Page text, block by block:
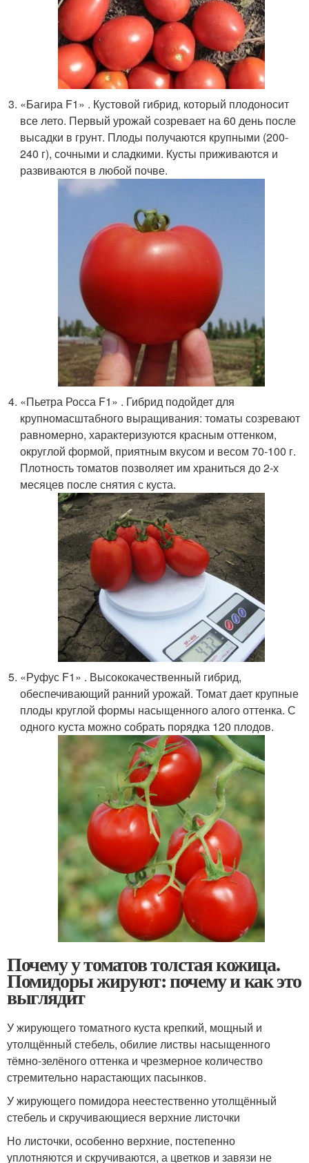
«Багира F1» . Кустовой гибрид, который плодоносит
все лето. Первый урожай созревает на 60 день после
высадки в грунт. Плоды получаются крупными (200-
240 г), сочными и сладкими. Кусты приживаются и
развиваются в любой почве.
«Пьетра Росса F1» . Гибрид подойдет для
крупномасштабного выращивания: томаты созревают
равномерно, характеризуются красным оттенком,
округлой формой, приятным вкусом и весом 70-100 г.
Плотность томатов позволяет им храниться до 2-х
месяцев после снятия с куста.
«Руфус F1» . Высококачественный гибрид,
обеспечивающий ранний урожай. Томат дает крупные
плоды круглой формы насыщенного алого оттенка. С
одного куста можно собрать порядка 120 плодов.
Почему у томатов толстая кожица.
Помидоры жируют: почему и как это
выглядит
У жирующего томатного куста крепкий, мощный и
утолщённый стебель, обилие листвы насыщенного
тёмно-зелёного оттенка и чрезмерное количество
стремительно нарастающих пасынков.
У жирующего помидора неестественно утолщённый
стебель и скручивающиеся верхние листочки
Но листочки, особенно верхние, постепенно
уплотняются и скручиваются, а цветков и завязи не